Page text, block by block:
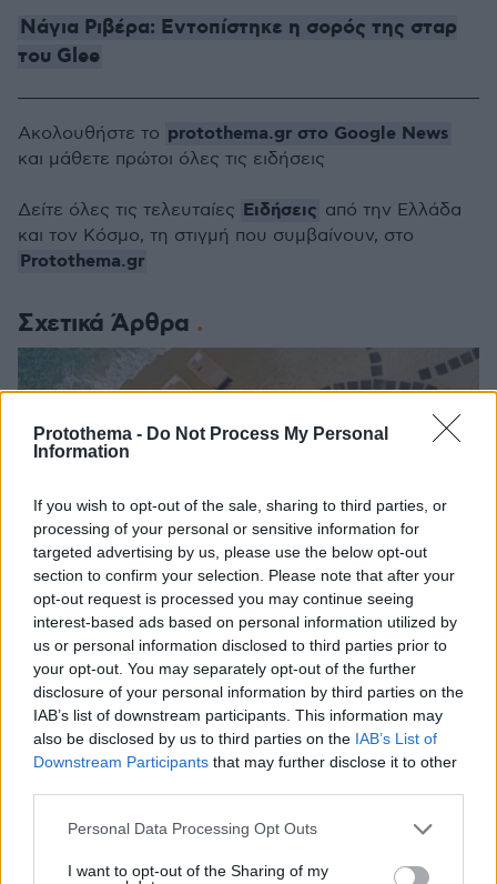
Protothema - Do Not Process My Personal
Information
If you wish to opt-out of the sale, sharing to third parties, or
processing of your personal or sensitive information for
targeted advertising by us, please use the below opt-out
section to confirm your selection. Please note that after your
opt-out request is processed you may continue seeing
interest-based ads based on personal information utilized by
us or personal information disclosed to third parties prior to
your opt-out. You may separately opt-out of the further
disclosure of your personal information by third parties on the
IAB’s list of downstream participants. This information may
also be disclosed by us to third parties on the IAB’s List of
Downstream Participants that may further disclose it to other
Please note that this website/app uses one or more Google
not limited to your visit or usage behaviour. You may click to
Personal Data Processing Opt Outs
I want to opt-out of the Sharing of my
Νάγια Ριβέρα: Εντοπίστηκε η σορός της σταρ
του Glee
Σχετικά Άρθρα
στην Αλεσάντρα Αμπρόζιο και την Πάρις Χίλτον
21.05.2020, 07:34
Ακολουθήστε το protothema.gr στο Google News
και μάθετε πρώτοι όλες τις ειδήσεις
Δείτε όλες τις τελευταίες Ειδήσεις από την Ελλάδα
και τον Κόσμο, τη στιγμή που συμβαίνουν, στο
Protothema.gr